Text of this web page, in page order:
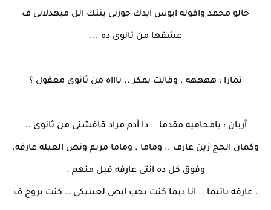
خالو محمد واقوله ابوس ايدك جوزنى بنتك الل مبهدلانى ف
عشقها من ثانوى ده ...
تمارا : ههههه . وقالت بمكر .. ياااه من ثانوى معقول ؟
آريان : يامحاميه مقدما .. دا آدم مراد قافشنى من ثانوى ..
وكمان الحج زين عارف .. وماما . وماما مريم ونص العيله عارفه.
وفوق كل ده انتى عارفه قبل منهم .
. عارفه ياتيما .. انا ديما كنت بحب ابص لعينيكى .. كنت بروح ف